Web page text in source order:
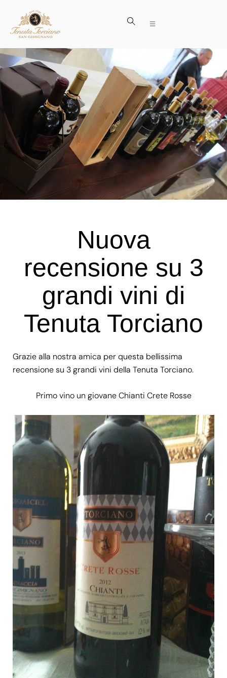
Nuova
recensione su 3
grandi vini di
Tenuta Torciano
Grazie alla nostra amica per questa bellissima
recensionesu 3 grandi vini della Tenuta Torciano.
Primo vino un giovaneChianti Crete Rosse